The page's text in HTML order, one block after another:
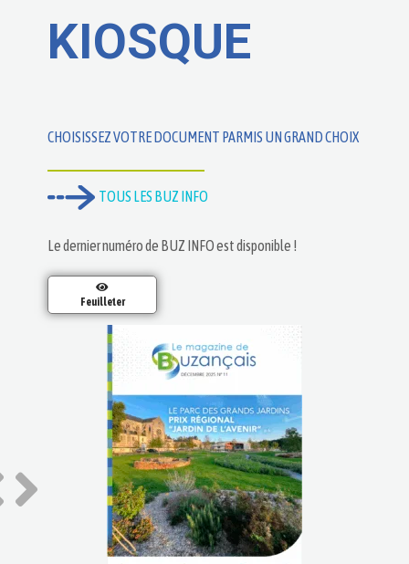
KIOSQUE
CHOISISSEZ VOTRE DOCUMENT PARMIS UN GRAND CHOIX
TOUS LES BUZ INFO
Le dernier numéro de BUZ INFO est disponible !
Feuilleter